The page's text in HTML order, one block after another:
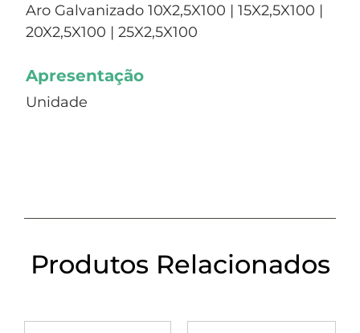
Aro Galvanizado 10X2,5X100 | 15X2,5X100 |
20X2,5X100 | 25X2,5X100
Apresentação
Unidade
Produtos Relacionados